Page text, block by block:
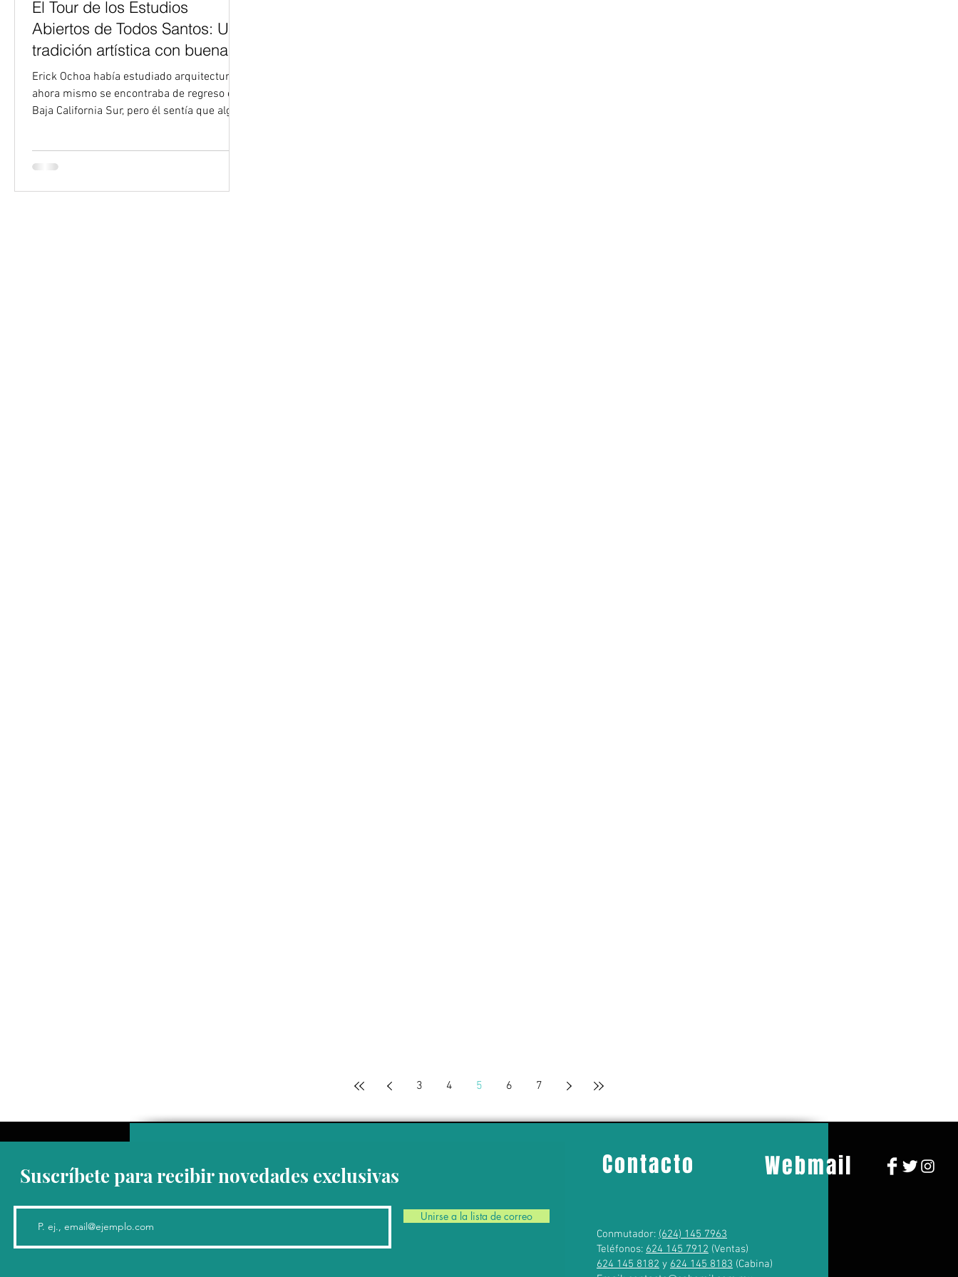
El Tour de los Estudios
Abiertos de Todos Santos: Una
tradición artística con buena
causa que celebra su 14a
edición
Erick Ochoa había estudiado arquitectura y
ahora mismo se encontraba de regreso en
Baja California Sur, pero él sentía que algo
3 4 5 6 7
Suscríbete para recibir novedades exclusivas
Unirse a la lista de correo
Contacto Webmail
Conmutador: (624) 145 7963
Teléfonos: 624 145 7912 (Ventas)
624 145 8182 y 624 145 8183 (Cabina)